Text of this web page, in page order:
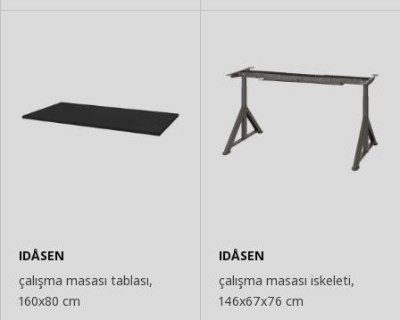
IDÅSEN
çalışma masası tablası,
160x80 cm
IDÅSEN
çalışma masası iskeleti,
146x67x76 cm